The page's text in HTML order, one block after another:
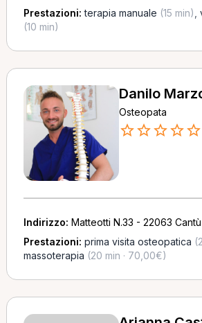
Prestazioni:terapia manuale (15 min)
(10 min)
Danilo
Osteopata
Indirizzo: Matteotti N.33 - 22063
Prestazioni: prima visita osteopatica
massoterapia (20 min · 70,00€)